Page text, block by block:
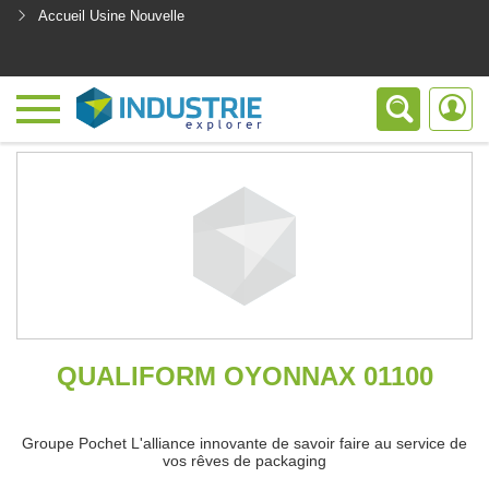
Accueil Usine Nouvelle
QUALIFORM OYONNAX 01100
Groupe Pochet L'alliance innovante de savoir faire au service de
vos rêves de packaging